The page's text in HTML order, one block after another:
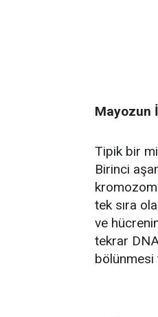
Mayozun
Tipik bir
Birinci
tek sıra
ve
tekrar
bölünmesi